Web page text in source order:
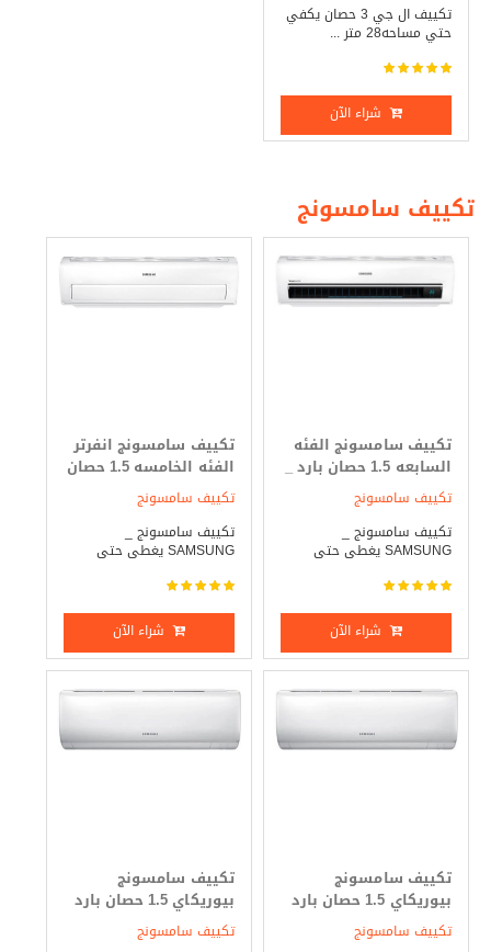
تكييف ال جي 3 حصان يكفي
حتي مساحه28 متر ...
شراء الآن
تكييف سامسونج
تكييف سامسونج الفئه
السابعه 1.5 حصان بارد _
ساخن
تكييف سامسونج
تكييف سامسونج _
SAMSUNG يغطى حتى
شراء الآن
تكييف سامسونج انفرتر
الفئه الخامسه 1.5 حصان
بارد _ ساخن
تكييف سامسونج
تكييف سامسونج _
SAMSUNG يغطى حتى
شراء الآن
تكييف سامسونج
بيوريكاي 1.5 حصان بارد
فقط
تكييف سامسونج
تكييف سامسونج
بيوريكاي 1.5 حصان بارد
_ ساخن
تكييف سامسونج